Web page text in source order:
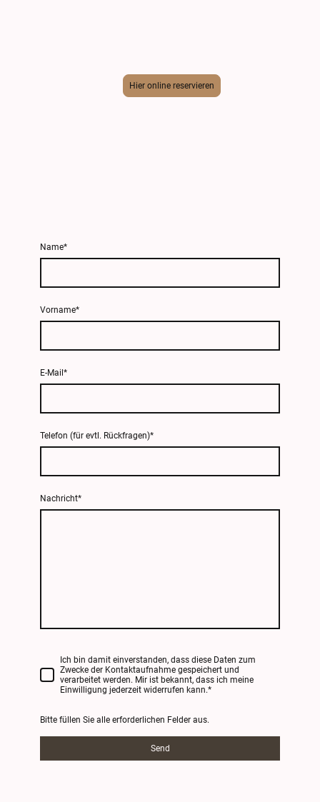
Hier online reservieren
Name*
Vorname*
E-Mail*
Telefon (für evtl. Rückfragen)*
Nachricht*
Ich bin damit einverstanden, dass diese Daten zum
Zwecke der Kontaktaufnahme gespeichert und
verarbeitet werden. Mir ist bekannt, dass ich meine
Einwilligung jederzeit widerrufen kann.*
Bitte füllen Sie alle erforderlichen Felder aus.
Send